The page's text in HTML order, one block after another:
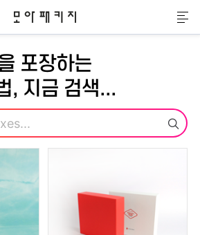
모아패키지
메
포장하는
, 지금 검색...
검색